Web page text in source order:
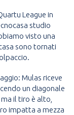
League in
studio
visto una
sono tornati
Mulas riceve
un diagonale
il tiro è alto,
impatta a mezza